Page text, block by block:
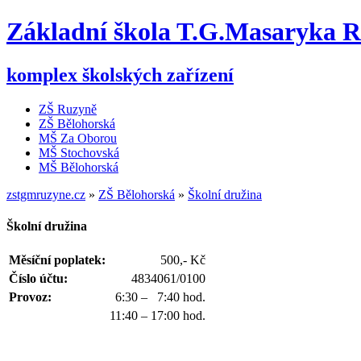
Základní škola T.G.Masaryka
komplex školských zařízení
ZŠ Ruzyně
ZŠ Bělohorská
MŠ Za Oborou
MŠ Stochovská
MŠ Bělohorská
zstgmruzyne.cz » ZŠ Bělohorská » Školní družina
Školní družina
Měsíční poplatek:
500,- Kč
Číslo účtu:
4834061/0100
Provoz:
6:30 – 7:40 hod.
11:40 – 17:00 hod.